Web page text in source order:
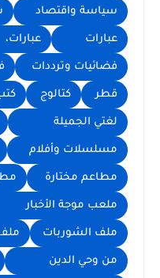
سياسة واقتصاد
عبارات عبارات،
فضائيات وترددات
قطر كتالوج
لغتي الجميلة
مسلسلات وأفلام
مطاعم مختارة
ملعب موجة الأخبار
ملف الشوربات
من وحي الدين